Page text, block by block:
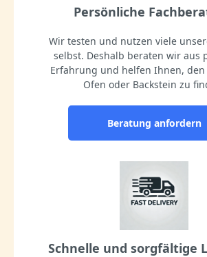
Persönliche
Wir testen und nutzen viele
selbst. Deshalb beraten wir aus
Erfahrung und helfen Ihnen, den
Ofen oder Backstein zu
Beratung anfordern
Schnelle und sorgfältige